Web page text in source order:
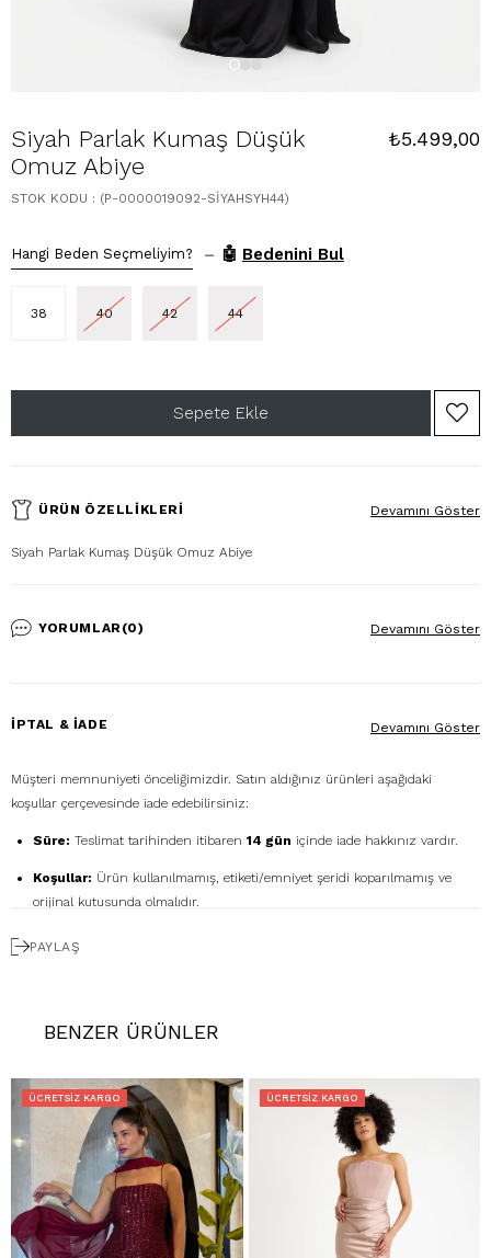
Siyah Parlak Kumaş Düşük
Omuz Abiye
₺5.499,00
STOK KODU (P-0000019092-SİYAHSYH44)
Hangi Beden Seçmeliyim? – 🤖 Bedenini Bul
38 40 42 44
ÜRÜN ÖZELLIKLERI
Siyah Parlak Kumaş Düşük Omuz Abiye
Devamını Göster
YORUMLAR(0) Devamını Göster
İPTAL & İADE
Müşteri memnuniyeti önceliğimizdir. Satın aldığınız ürünleri aşağıdaki
koşullar çerçevesinde iade edebilirsiniz:
Süre: Teslimat tarihinden itibaren 14 gün içinde iade hakkınız vardır.
Koşullar: Ürün kullanılmamış, etiketi/emniyet şeridi koparılmamış ve
orijinal kutusunda olmalıdır.
Ücretsiz Gönderim:
Geri Ödeme:
İadeniz onaylandıktan sonra kredi kartı ödemeleri 7 iş
edilmemektedir.
Hatalı Ürün:Ürünün kusurlu olması durumunda, stoklarımızda varsa
yenisiyle değişim yapılır, yoksa kesintisiz ücret iadesi gerçekleştirilir.
İade Adresimiz: Kemerkaya Mah. Halkevi Cad. No 11 SpringStore - Ortahisar
/ Trabzon
Whatsapp Çağrı Merkezi:
085053217175
Devamını Göster
PAYLAŞ
BENZER ÜRÜNLER
ÜCRETSIZ KARGO ÜCRETSIZ KARGO